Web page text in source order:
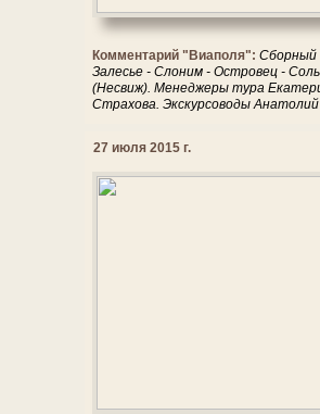
Комментарий "Виаполя": Сборный
Залесье - Слоним - Островец -
(Несвиж). Менеджеры тура
Страхова. Экскурсоводы
27 июля 2015 г.